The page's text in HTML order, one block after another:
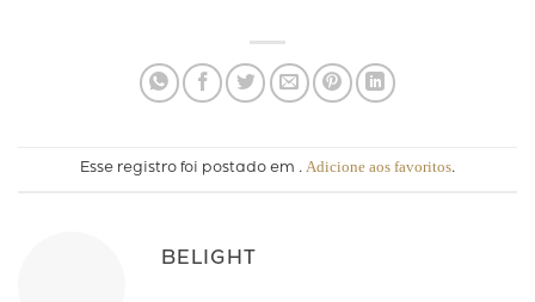
Esse registro foi postado em . Adicione aos favoritos.
BELIGHT